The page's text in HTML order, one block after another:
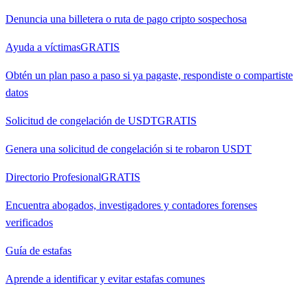
Denuncia una billetera o ruta de pago cripto sospechosa
Ayuda a víctimasGRATIS
Obtén un plan paso a paso si ya pagaste, respondiste o compartiste
datos
Solicitud de congelación de USDTGRATIS
Genera una solicitud de congelación si te robaron USDT
Directorio ProfesionalGRATIS
Encuentra abogados, investigadores y contadores forenses
verificados
Guía de estafas
Aprende a identificar y evitar estafas comunes